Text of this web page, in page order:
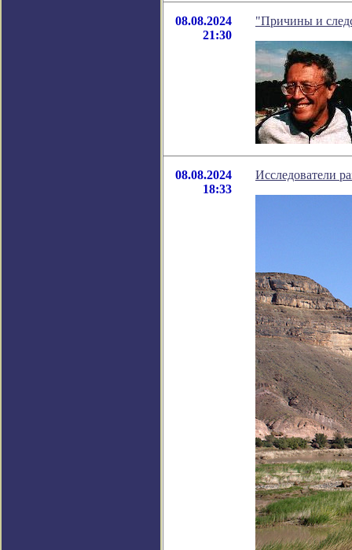
08.08.2024
21:30
"Причины и
08.08.2024
18:33
Исследователи